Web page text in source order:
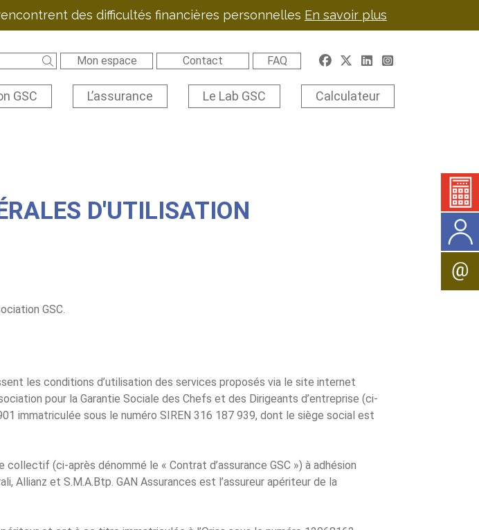
des difficultés financières personnelles En savoir plus
Mon espace Contact FAQ
GSC L’assurance Le Lab GSC Calculateur
D'UTILISATION
GSC.
les conditions d’utilisation des services proposés via le site internet
pour la Garantie Sociale des Chefs et des Dirigeants d’entreprise (ci-
immatriculée sous le numéro SIREN 316 187 939, dont le siège social est
collectif (ci-après dénommé le « Contrat d’assurance GSC ») à adhésion
Allianz et S.M.A.Btp. GAN Assurances est l’assureur apériteur de la